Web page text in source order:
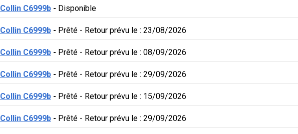
Collin C6999b - Disponible
Collin C6999b - Prêté - Retour prévu le : 23/08/2026
Collin C6999b - Prêté - Retour prévu le : 08/09/2026
Collin C6999b - Prêté - Retour prévu le : 29/09/2026
Collin C6999b - Prêté - Retour prévu le : 15/09/2026
Collin C6999b - Prêté - Retour prévu le : 29/09/2026